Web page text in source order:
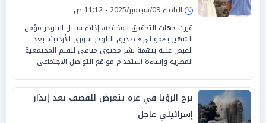
الثلاثاء 09/سبتمبر/2025 - 11:12 ص
قررت جهات التحقيق المختصة، إخلاء سبيل البلوجر مؤمن
الشهير بـ«مونلي» صديق البلوجر سوزي الأردنية، بعد
القبض عليه بتهمة نشر محتوى منافي للقيم المجتمعية
المصرية وإساءة استخدام مواقع التواصل الاجتماعي.
برج الرؤيا في غزة يتعرض للقصف بعد إنذار
إسرائيلي عاجل